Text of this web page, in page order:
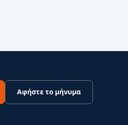
Αφήστε το μήνυμα